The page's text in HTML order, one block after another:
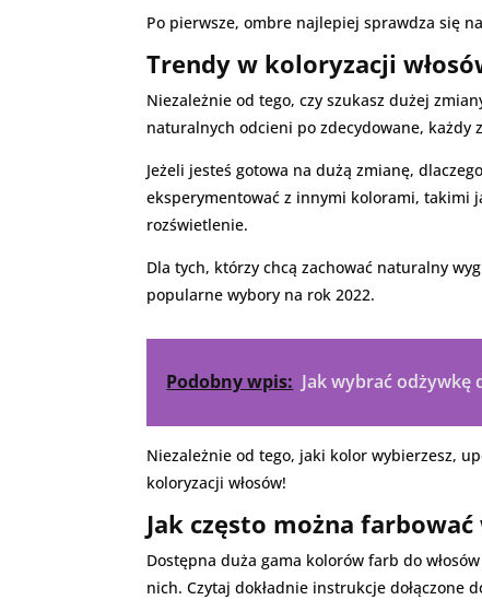
Po pierwsze, ombre najlepiej sprawdza się
Trendy w koloryzacji
Niezależnie od tego, czy szukasz dużej
naturalnych odcieni po zdecydowane, każdy
Jeżeli jesteś gotowa na dużą zmianę,
eksperymentować z innymi kolorami, takimi
rozświetlenie.
Dla tych, którzy chcą zachować naturalny
popularne wybory na rok 2022.
Podobny wpis: Jak wybrać odżywkę
Niezależnie od tego, jaki kolor wybierzesz,
koloryzacji włosów!
Jak często można farbować
Dostępna duża gama kolorów farb do
nich. Czytaj dokładnie instrukcje dołączone